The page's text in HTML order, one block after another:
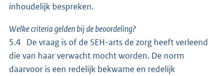
inhoudelijk bespreken.
Welke criteria gelden bij de beoordeling?
5.4 De vraag is of de SEH-arts de zorg heeft verleend
die van haar verwacht mocht worden. De norm
daarvoor is een redelijk bekwame en redelijk